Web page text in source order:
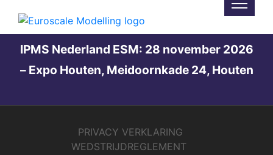
IPMS Nederland ESM: 28 november 2026
– Expo Houten, Meidoornkade 24, Houten
PRIVACY VERKLARING
WEDSTRIJDREGLEMENT